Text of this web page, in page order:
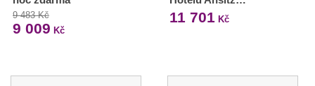
9 483 Kč
9 009 Kč
11 701 Kč